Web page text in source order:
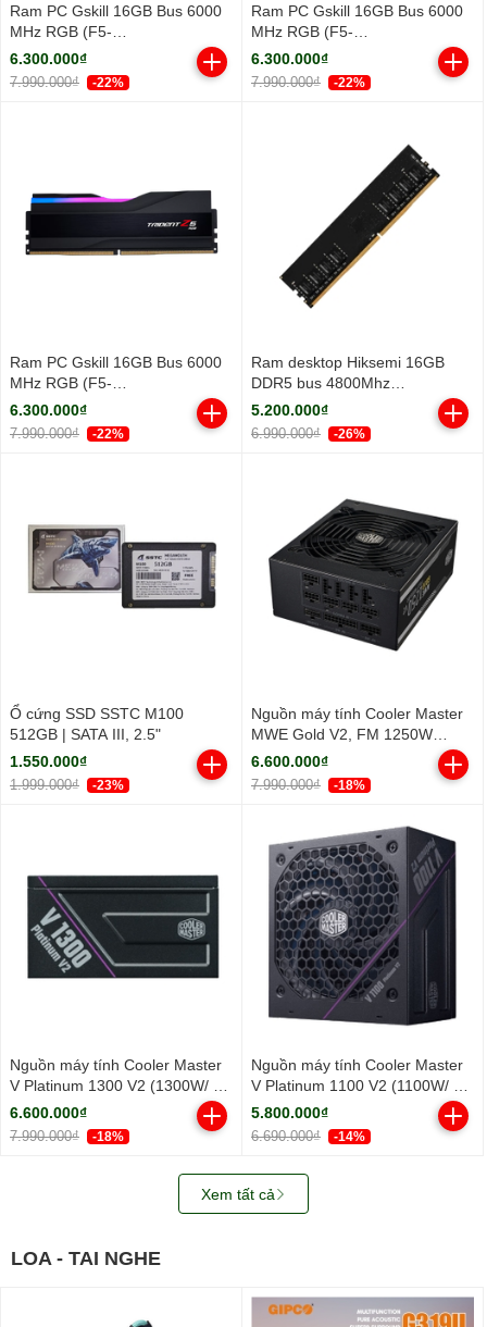
Ram PC Gskill 16GB Bus 6000
MHz RGB (F5-
6000J3636F16GX1-TZ5RW)
6.300.000₫
7.990.000₫ -22%
Ram PC Gskill 16GB Bus 6000
MHz RGB (F5-
6000J3636F16GX1-TZ5RS)
6.300.000₫
7.990.000₫ -22%
Ram PC Gskill 16GB Bus 6000
MHz RGB (F5-
6000J3636F16GX1-TZ5RK)
6.300.000₫
7.990.000₫ -22%
Ram desktop Hiksemi 16GB
DDR5 bus 4800Mhz
(HSC516U48Z1-16G)
5.200.000₫
6.990.000₫ -26%
Ổ cứng SSD SSTC M100
512GB | SATA III, 2.5"
1.550.000₫
1.999.000₫ -23%
Nguồn máy tính Cooler Master
MWE Gold V2, FM 1250W
ATX3.1 A/EU Cable (80 Plus
Gold/ Full-Modular/ ATX/ Đen)
6.600.000₫
7.990.000₫ -18%
Nguồn máy tính Cooler Master
V Platinum 1300 V2 (1300W/ 80
Plus Platinum/ Full-Modular/
ATX/ Đen)
6.600.000₫
7.990.000₫ -18%
Nguồn máy tính Cooler Master
V Platinum 1100 V2 (1100W/ 80
Plus Platinum/ Full-Modular/
ATX/ Đen)
5.800.000₫
6.690.000₫ -14%
Xem tất cả
LOA - TAI NGHE